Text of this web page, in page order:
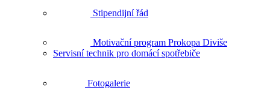
Stipendijní řád
Motivační program Prokopa Diviše
Servisní technik pro domácí spotřebiče
Fotogalerie